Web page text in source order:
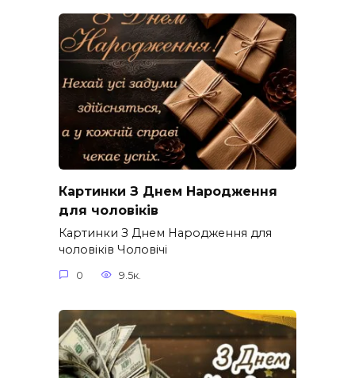
Картинки З Днем Народження
для чоловіків​
Картинки З Днем Народження для
чоловіків​ Чоловічі
0 9.5к.